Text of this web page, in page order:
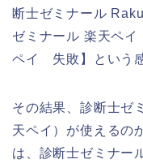
断士ゼミナール
ゼミナール 楽天ペ
ペイ 失敗】という
その結果、診断士ゼ
天ペイ）が使えるの
は、診断士ゼミナー